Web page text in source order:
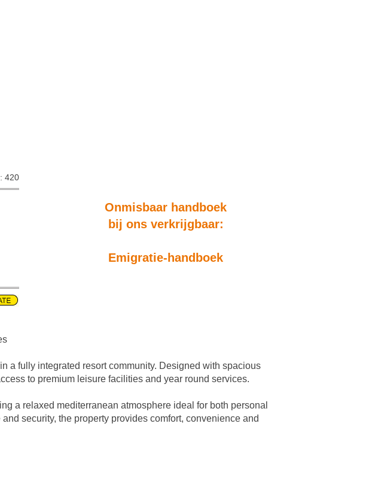
420
Onmisbaar handboek
bij ons verkrijgbaar:
Emigratie-handboek
a fully integrated resort community. Designed with spacious
to premium leisure facilities and year round services.
a relaxed mediterranean atmosphere ideal for both personal
security, the property provides comfort, convenience and